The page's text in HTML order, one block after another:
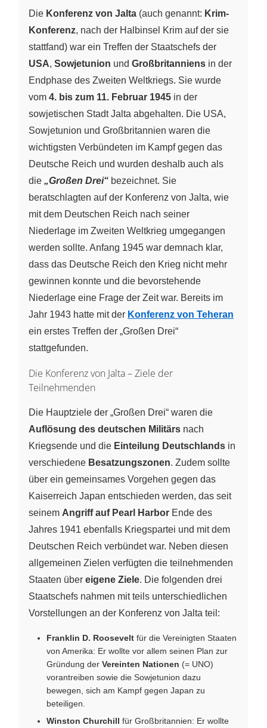
Die Konferenz von Jalta (auch genannt: Krim-
Konferenz, nach der Halbinsel Krim auf der sie
stattfand) war ein Treffen der Staatschefs der
USA, Sowjetunion und Großbritanniens in der
Endphase des Zweiten Weltkriegs. Sie wurde
vom 4. bis zum 11. Februar 1945 in der
sowjetischen Stadt Jalta abgehalten. Die USA,
Sowjetunion und Großbritannien waren die
wichtigsten Verbündeten im Kampf gegen das
Deutsche Reich und wurden deshalb auch als
die „Großen Drei“ bezeichnet. Sie
beratschlagten auf der Konferenz von Jalta, wie
mit dem Deutschen Reich nach seiner
Niederlage im Zweiten Weltkrieg umgegangen
werden sollte. Anfang 1945 war demnach klar,
dass das Deutsche Reich den Krieg nicht mehr
gewinnen konnte und die bevorstehende
Niederlage eine Frage der Zeit war. Bereits im
Jahr 1943 hatte mit der Konferenz von Teheran
ein erstes Treffen der „Großen Drei“
stattgefunden.
Die Konferenz von Jalta – Ziele der
Teilnehmenden
Die Hauptziele der „Großen Drei“ waren die
Auflösung des deutschen Militärs nach
Kriegsende und die Einteilung Deutschlands in
verschiedene Besatzungszonen. Zudem sollte
über ein gemeinsames Vorgehen gegen das
Kaiserreich Japan entschieden werden, das seit
seinem Angriff auf Pearl Harbor Ende des
Jahres 1941 ebenfalls Kriegspartei und mit dem
Deutschen Reich verbündet war. Neben diesen
allgemeinen Zielen verfügten die teilnehmenden
Staaten über eigene Ziele. Die folgenden drei
Staatschefs nahmen mit teils unterschiedlichen
Vorstellungen an der Konferenz von Jalta teil:
Franklin D. Roosevelt für die Vereinigten Staaten
von Amerika: Er wollte vor allem seinen Plan zur
Gründung der Vereinten Nationen (= UNO)
vorantreiben sowie die Sowjetunion dazu
bewegen, sich am Kampf gegen Japan zu
beteiligen.
Winston Churchill für Großbritannien: Er wollte